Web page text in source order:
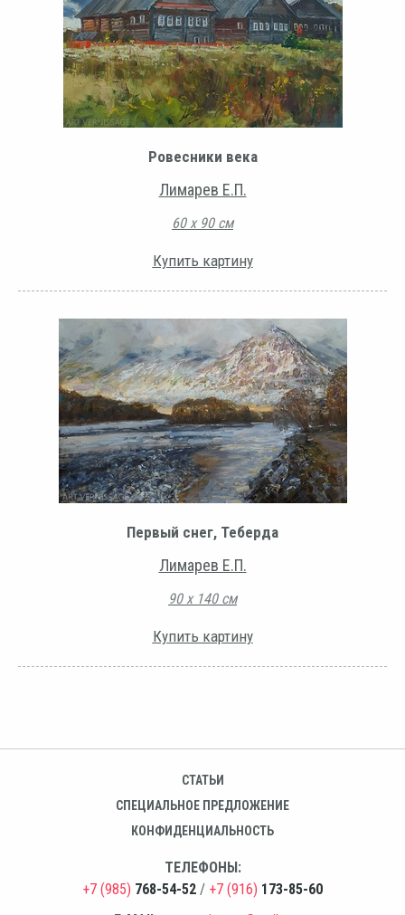
Ровесники века
Лимарев Е.П.
60 х 90 см
Купить картину
Первый снег, Теберда
Лимарев Е.П.
90 х 140 см
Купить картину
СТАТЬИ
СПЕЦИАЛЬНОЕ ПРЕДЛОЖЕНИЕ
КОНФИДЕНЦИАЛЬНОСТЬ
ТЕЛЕФОНЫ:
+7 (985) 768-54-52 / +7 (916) 173-85-60